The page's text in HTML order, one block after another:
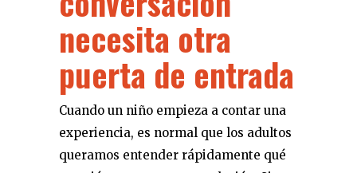
necesita otra
puerta de entrada
Cuando un niño empieza a contar una
experiencia, es normal que los adultos
queramos entender rápidamente qué